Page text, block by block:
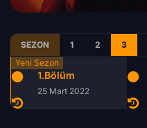
SEZON 1 2 3
1.Bölüm
25 Mart 2022